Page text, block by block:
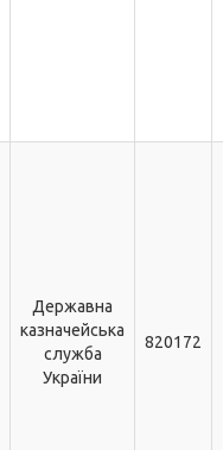
Державна
казначейська
служба
України
820172